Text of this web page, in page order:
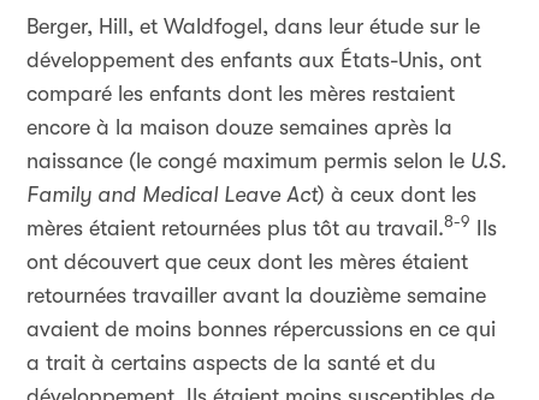
Berger, Hill, et Waldfogel, dans leur étude sur le
développement des enfants aux États-Unis, ont
comparé les enfants dont les mères restaient
encore à la maison douze semaines après la
naissance (le congé maximum permis selon le U.S.
Family and Medical Leave Act) à ceux dont les
mères étaient retournées plus tôt au travail.8-9
Ils
ont découvert que ceux dont les mères étaient
retournées travailler avant la douzième semaine
avaient de moins bonnes répercussions en ce qui
a trait à certains aspects de la santé et du